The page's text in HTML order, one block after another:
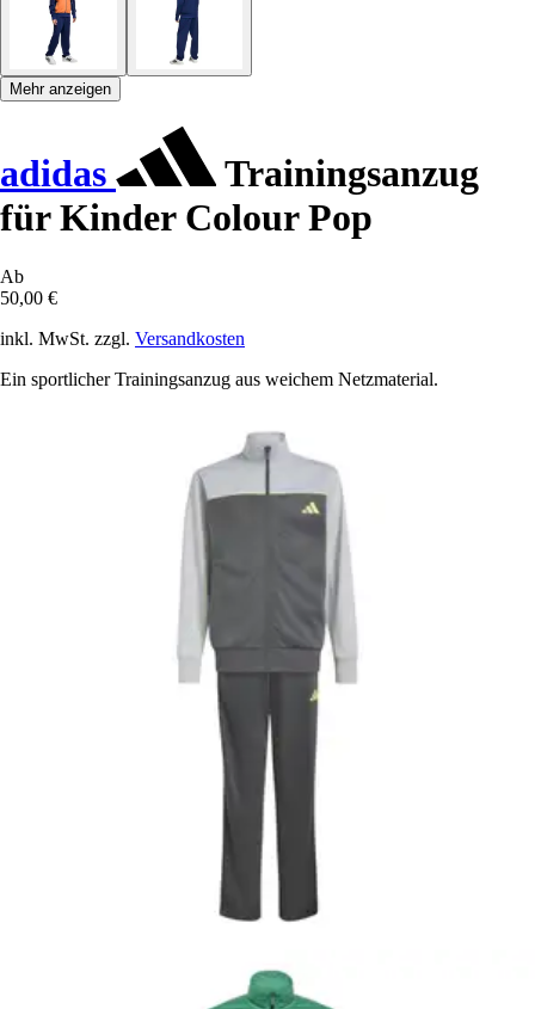
Mehr anzeigen
adidas
Trainingsanzug
für Kinder Colour Pop
Ab
50,00 €
inkl. MwSt. zzgl. Versandkosten
Ein sportlicher Trainingsanzug aus weichem Netzmaterial.